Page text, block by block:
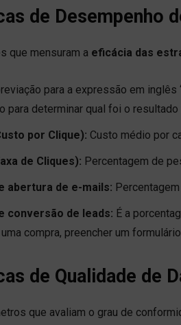
de Desempenho
que mensuram a eficácia das
para a expressão em inglês
para determinar qual foi o
por Clique): Custo médio por
de Cliques): Percentagem de
abertura de e-mails:
conversão de leads: É a
compra, preencher um
de Qualidade de
que avaliam o grau de